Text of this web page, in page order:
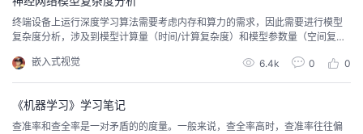
终端设备上运行深度学习算法需要考虑内存和算力的需求，因此需要进行模型
复杂度分析，涉及到模型计算量（时间/计算复杂度）和模型参数量（空间复杂
嵌入式视觉
6.4k 0 0
《机器学习》学习笔记
查准率和查全率是一对矛盾的的度量。一般来说，查全率高时，查准率往往偏